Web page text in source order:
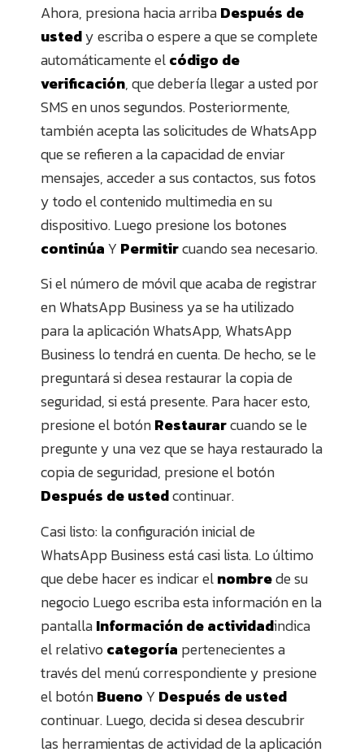
Ahora, presiona hacia arribaDespués de
ustedy escriba o espere a que se complete
automáticamente elcódigo de
verificación, que debería llegar a usted por
SMS en unos segundos. Posteriormente,
también acepta las solicitudes de WhatsApp
que se refieren a la capacidad de enviar
mensajes, acceder a sus contactos, sus fotos
y todo el contenido multimedia en su
dispositivo. Luego presione los botones
continúaY Permitircuando sea necesario.
Si el número de móvil que acaba de registrar
en WhatsApp Business ya se ha utilizado
para la aplicación WhatsApp, WhatsApp
Business lo tendrá en cuenta. De hecho, se le
preguntará si desea restaurar la copia de
seguridad, si está presente. Para hacer esto,
presione el botónRestaurarcuando se le
pregunte y una vez que se haya restaurado la
copia de seguridad, presione el botón
Después de ustedcontinuar.
Casi listo: la configuración inicial de
WhatsApp Business está casi lista. Lo último
que debe hacer es indicar elnombrede su
negocio Luego escriba esta información en la
pantallaInformación de actividadindica
el relativocategoría pertenecientes a
través del menú correspondiente y presione
el botónBuenoY Después de usted
continuar. Luego, decida si desea descubrir
las herramientas de actividad de la aplicación